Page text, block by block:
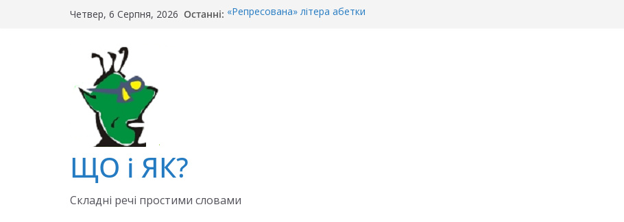
Четвер, 6 Серпня, 2026 Останні: «Репресована» літера абетки
ЩО і ЯК?
Складні речі простими словами